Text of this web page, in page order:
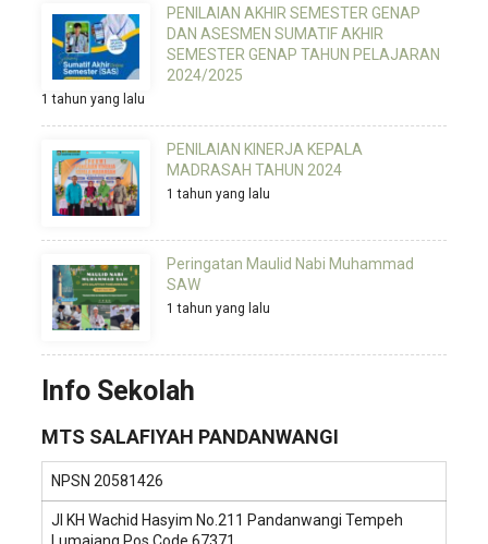
PENILAIAN AKHIR SEMESTER GENAP
DAN ASESMEN SUMATIF AKHIR
SEMESTER GENAP TAHUN PELAJARAN
2024/2025
1 tahun yang lalu
PENILAIAN KINERJA KEPALA
MADRASAH TAHUN 2024
1 tahun yang lalu
Peringatan Maulid Nabi Muhammad
SAW
1 tahun yang lalu
Info Sekolah
MTS SALAFIYAH PANDANWANGI
NPSN 20581426
Jl KH Wachid Hasyim No.211 Pandanwangi Tempeh